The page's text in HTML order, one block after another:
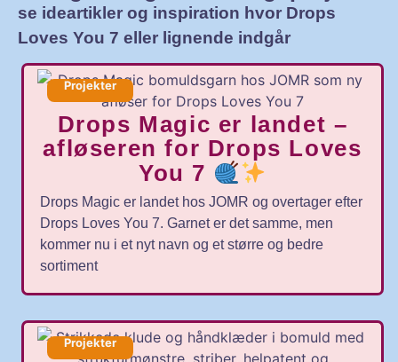
se ideartikler og inspiration hvor Drops
Loves You 7 eller lignende indgår
Projekter
Drops Magic er landet –
afløseren for Drops Loves
You 7
Drops Magic er landet hos JOMR og overtager efter
Drops Loves You 7. Garnet er det samme, men
kommer nu i et nyt navn og et større og bedre
sortiment
Projekter